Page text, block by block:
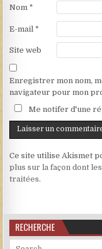
Nom *
E-mail *
Site web
Enregistrer mon nom,
navigateur pour mon
Me notifer d'une
Ce site utilise Akismet
plus sur la façon dont
traitées.
RECHERCHE
Search for: